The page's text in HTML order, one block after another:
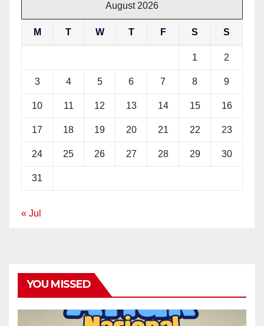
August 2026
M T W T F S S
1 2
3 4 5 6 7 8 9
10 11 12 13 14 15 16
17 18 19 20 21 22 23
24 25 26 27 28 29 30
31
« Jul
YOU MISSED